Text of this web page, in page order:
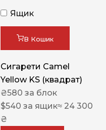
Ящик
В Кошик
Сигарети Camel
Yellow KS (квадрат)
₴580 за блок
$540 за ящик≈ 24 300
₴